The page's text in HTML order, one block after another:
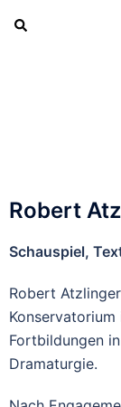
Robert
Schauspiel,
Robert
Fortbildungen
Dramaturgie.